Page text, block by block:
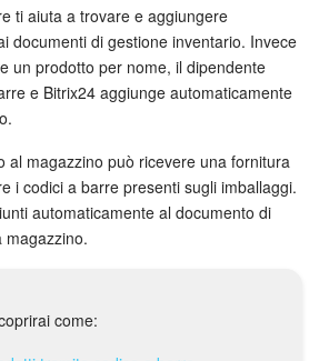
ti aiuta a trovare e aggiungere
documenti di gestione inventario. Invece
un prodotto per nome, il dipendente
e Bitrix24 aggiunge automaticamente
al magazzino può ricevere una fornitura
i codici a barre presenti sugli imballaggi.
automaticamente al documento di
magazzino.
come: